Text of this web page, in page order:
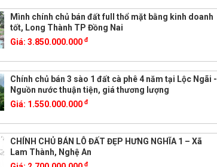
Mình chính chủ bán đất full thổ mặt bằng kinh doanh
tốt, Long Thành TP Đồng Nai
Giá:3.850.000.000đ
Chính chủ bán 3 sào 1 đất cà phê 4 năm tại Lộc Ngãi -
Nguồn nước thuận tiện, giá thương lượng
Giá: 1.550.000.000đ
CHÍNH CHỦ BÁN LÔ ĐẤT ĐẸP HƯNG NGHĨA 1 – Xã
Lam Thành, Nghệ An
đ